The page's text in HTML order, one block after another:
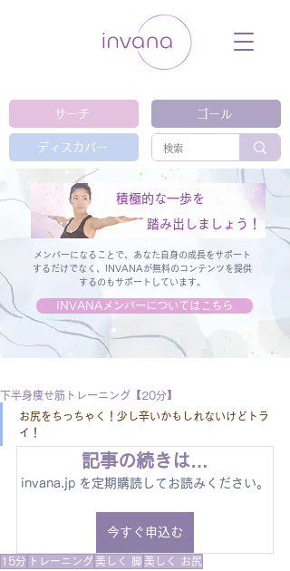
ガ 瞑想 栄養 医学 レッスン レクチャ
ー ​ストレス 免疫力 睡眠 メンタルヘル
サーチ
ディスカバー
ゴール
積極的な一歩を
踏み出しましょう！
メンバーになることで、あなた自身の成長をサポート
するだけでなく、
INVANAが無料のコンテンツを提供
するのもサポートしています。
INVANAメンバーについてはこちら
下半身痩せ筋トレーニング【20分】
お尻をちっちゃく！少し辛いかもしれないけどトラ
イ！
記事の続きは…
invana.jp を定期購読してお読みください。
今すぐ申込む
15分 トレーニング 美しく 脚 美しく お尻